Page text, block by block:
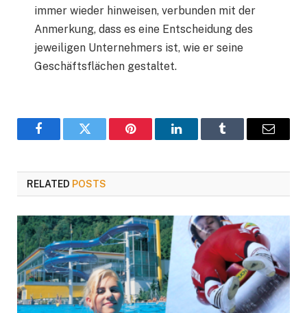
immer wieder hinweisen, verbunden mit der
Anmerkung, dass es eine Entscheidung des
jeweiligen Unternehmers ist, wie er seine
Geschäftsflächen gestaltet.
FacebookTwitter Pinterest LinkedInTumblr Email
RELATED POSTS